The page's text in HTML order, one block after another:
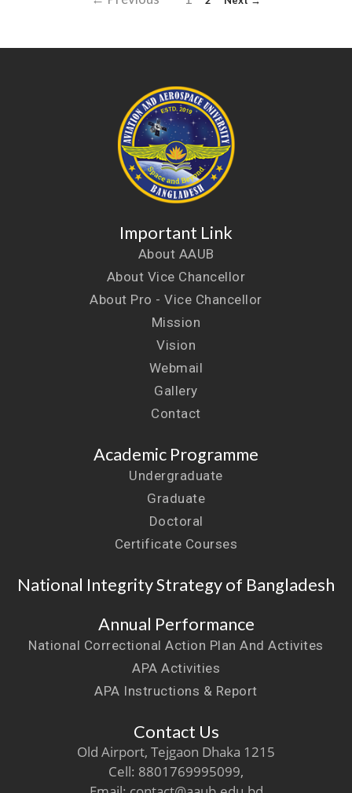
Important Link
About AAUB
About Vice Chancellor
About Pro - Vice Chancellor
Mission
Vision
Webmail
Gallery
Contact
Academic Programme
Undergraduate
Graduate
Doctoral
Certificate Courses
National Integrity Strategy of Bangladesh
Annual Performance
National Correctional Action Plan And Activites
APA Activities
APA Instructions & Report
Contact Us
Old Airport, Tejgaon Dhaka 1215
Cell: 8801769995099,